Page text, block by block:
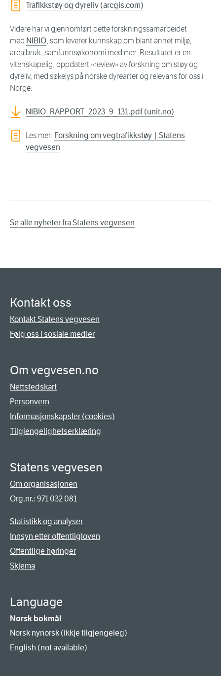
Trafikkstøy og dyreliv (arcgis.com)
Videre har vi gjennomført dette forskningssamarbeidet
med NIBIO, som leverer kunnskap om blant annet miljø,
arealbruk, samfunnsøkonomi med mer. Resultatet er en
vitenskapelig, oppdatert «review» av forskning om støy og
dyreliv, med søkelys på norske dyrearter og relevans for oss i
Norge.
NIBIO_RAPPORT_2023_9_131.pdf (unit.no)
Les mer: Forskning om vegtrafikkstøy | Statens
vegvesen
Se alle nyheter fra Statens vegvesen
Kontakt oss
Kontakt Statens vegvesen
Følg oss i sosiale medier
Om vegvesen.no
Nettstedskart
Personvern
Informasjonskapsler (cookies)
Tilgjengelighetserklæring
Statens vegvesen
Om organisasjonen
Org.nr.: 971 032 081
Statistikk og analyser
Innsyn etter offentligloven
Offentlige høringer
Skjema
Language
Norsk bokmål
Norsk nynorsk (ikkje tilgjengeleg)
English (not available)